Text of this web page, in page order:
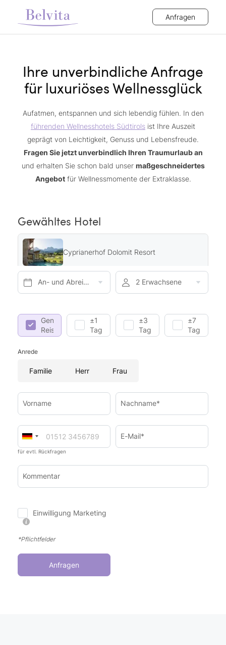
Anfragen
Ihre unverbindliche Anfrage
für luxuriöses Wellnessglück
Aufatmen, entspannen und sich lebendig fühlen. In den
führenden Wellnesshotels Südtirols ist Ihre Auszeit
geprägt von Leichtigkeit, Genuss und Lebensfreude.
Fragen Sie jetzt unverbindlich Ihren Traumurlaub an
und erhalten Sie schon bald unser maßgeschneidertes
Angebotfür Wellnessmomente der Extraklasse.
An- und Abreise* 2 Erwachsene
Genaue
Reisedaten
±1
Tag
±3
Tage
±7
Tage
Anrede
Familie Herr Frau
Vorname Nachname*
für evtl. Rückfragen
E-Mail*
Kommentar
Einwilligung Marketing
*Pflichtfelder
Anfragen
Gewähltes Hotel
Cyprianerhof Dolomit Resort